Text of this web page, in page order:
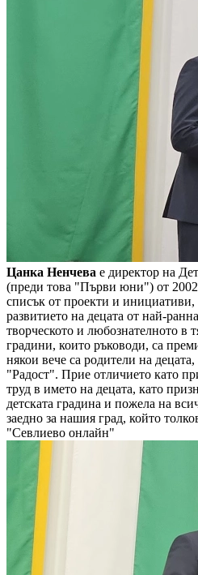
Цанка Ненчева е директор на
(преди това "Първи юни") от
списък от проекти и инициативи,
развитието на децата от най-
творческото и любознателното в
градини, които ръководи, са
някои вече са родители на
"Радост". Прие отличието като
труд в името на децата, като
детската градина и пожела на
заедно за нашия град, който
"Севлиево онлайн"